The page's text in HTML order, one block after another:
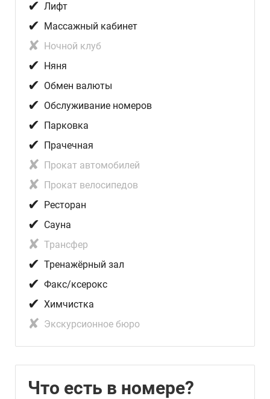
✔ Лифт
✔ Массажный кабинет
✘ Ночной клуб
✔ Няня
✔ Обмен валюты
✔ Обслуживание номеров
✔ Парковка
✔ Прачечная
✘ Прокат автомобилей
✘ Прокат велосипедов
✔ Ресторан
✔ Сауна
✘ Трансфер
✔ Тренажёрный зал
✔ Факс/ксерокc
✔ Химчистка
✘ Экскурсионное бюро
Что есть в номере?